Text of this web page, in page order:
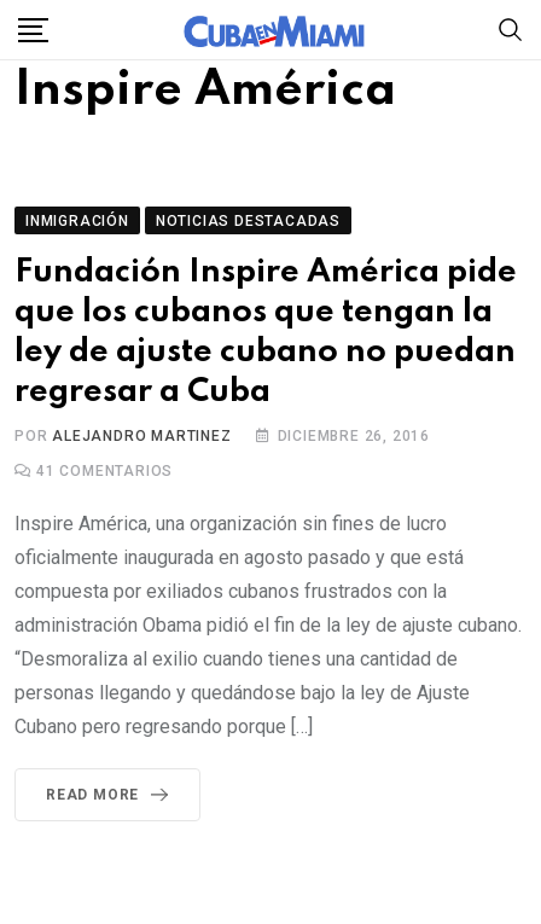
Skip
content
Inspire América
INMIGRACIÓN NOTICIAS DESTACADAS
Fundación Inspire América pide
que los cubanos que tengan la
ley de ajuste cubano no puedan
regresar a Cuba
PORALEJANDRO MARTINEZ DICIEMBRE 26, 2016
41 COMENTARIOS
Inspire América, una organización sin fines de lucro
oficialmente inaugurada en agosto pasado y que está
compuesta por exiliados cubanos frustrados con la
administración Obama pidió el fin de la ley de ajuste cubano.
“Desmoraliza al exilio cuando tienes una cantidad de
personas llegando y quedándose bajo la ley de Ajuste
Cubano pero regresando porque […]
READ MORE